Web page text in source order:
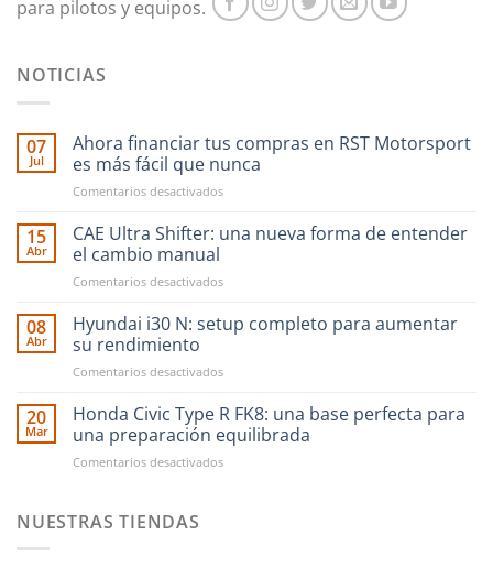
para pilotos y equipos.
NOTICIAS
07
Jul
Ahora financiar tus compras en RST Motorsport
es más fácil que nunca
Comentarios desactivadosen
financiar
en
Motorsport
fácil
nunca
15
Abr
CAE Ultra Shifter: una nueva forma de entender
el cambio manual
Comentarios desactivadosen
Ultra
Shifter:
nueva
de
entender
cambio
08
Abr
Hyundai i30 N: setup completo para aumentar
su rendimiento
Comentarios desactivadosen
i30
setup
completo
20
Mar
Honda Civic Type R FK8: una base perfecta para
una preparación equilibrada
Comentarios desactivadosen
NUESTRAS TIENDAS